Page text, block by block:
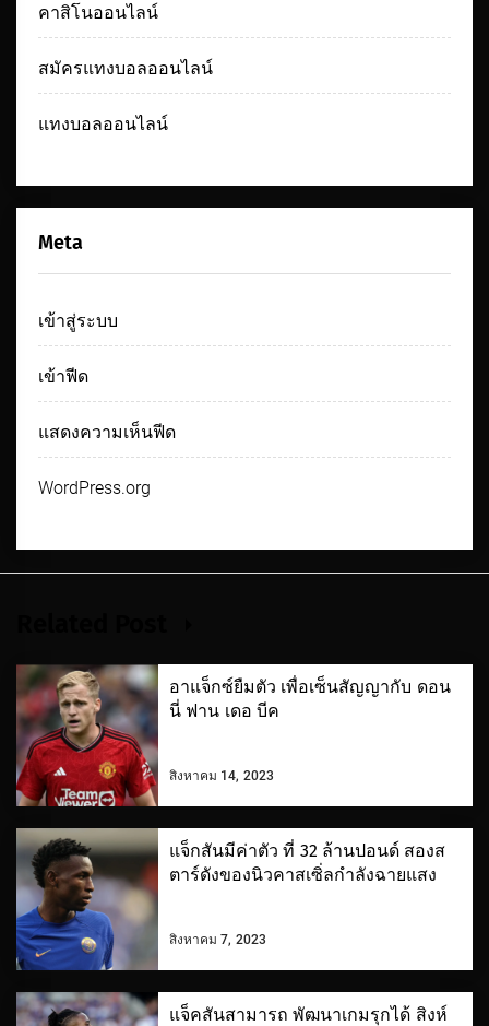
คาสิโนออนไลน์
สมัครแทงบอลออนไลน์
แทงบอลออนไลน์
Meta
เข้าสู่ระบบ
เข้าฟีด
แสดงความเห็นฟีด
WordPress.org
อาแจ็กซ์ยืมตัว เพื่อเซ็นสัญญากับ ดอน
นี่ ฟาน เดอ บีค
สิงหาคม 14, 2023
แจ็กสันมีค่าตัว ที่ 32 ล้านปอนด์ สองส
ตาร์ดังของนิวคาสเซิ่ลกำลังฉายแสง
สิงหาคม 7, 2023
แจ็คสันสามารถ พัฒนาเกมรุกได้ สิงห์